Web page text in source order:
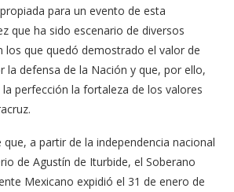
para un evento de esta
que ha sido escenario de diversos
los que quedó demostrado el valor de
la defensa de la Nación y que, por ello,
perfección la fortaleza de los valores
a partir de la independencia nacional
de Agustín de Iturbide, el Soberano
Mexicano expidió el 31 de enero de